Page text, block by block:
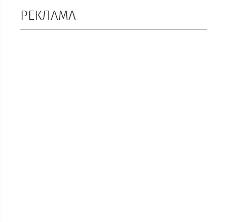
РЕКЛАМА